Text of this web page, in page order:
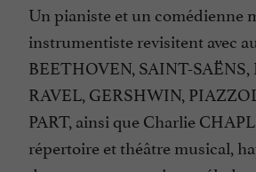
Un pianiste et un comédienne
instrumentiste revisitent avec
BEETHOVEN, SAINT-SAËNS,
RAVEL, GERSHWIN,
PART, ainsi que Charlie
répertoire et théâtre musical,